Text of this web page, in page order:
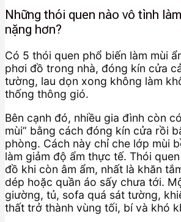
Những thói quen nào vô tình
nặng hơn?
Có 5 thói quen phổ biến làm mùi
phơi đồ trong nhà, đóng kín cửa
tường, lau dọn xong không làm
thống thông gió.
Bên cạnh đó, nhiều gia đình còn
mùi” bằng cách đóng kín cửa rồi
phòng. Cách này chỉ che lớp mùi
làm giảm độ ẩm thực tế. Thói
đồ khi còn âm ẩm, nhất là khăn
dép hoặc quần áo sấy chưa tới.
giường, tủ, sofa quá sát tường,
thất trở thành vùng tối, bí và khó